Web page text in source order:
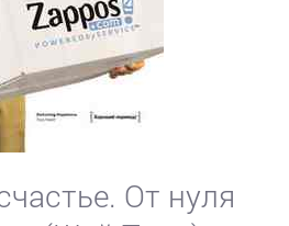
От нуля